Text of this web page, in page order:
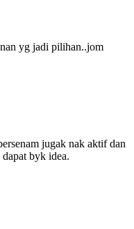
yg jadi pilihan..jom
jugak nak aktif dan
dapat byk idea.